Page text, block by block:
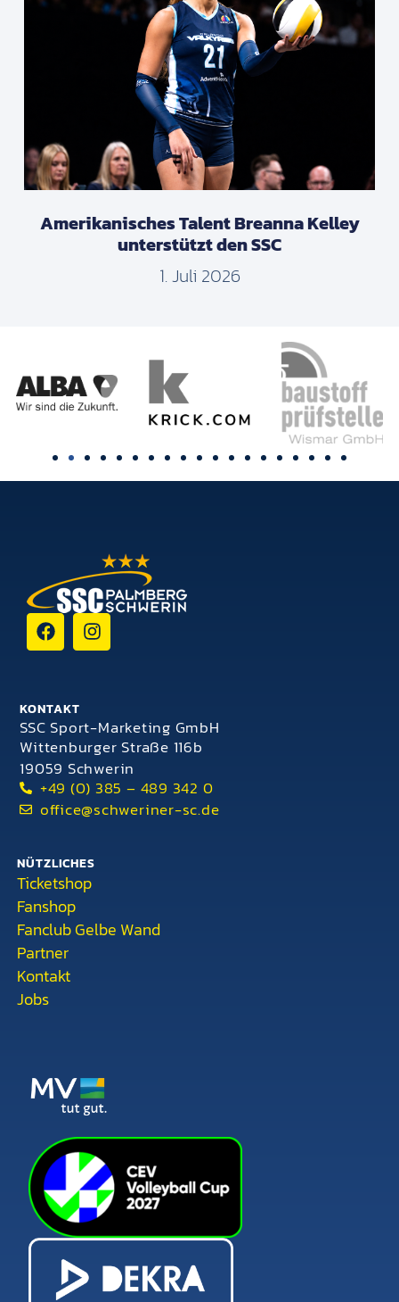
Amerikanisches Talent Breanna Kelley
unterstützt den SSC
1. Juli 2026
KONTAKT
SSC Sport-Marketing GmbH
Wittenburger Straße 116b
19059 Schwerin
+49 (0) 385 – 489 342 0
office@schweriner-sc.de
NÜTZLICHES
Ticketshop
Fanshop
Fanclub Gelbe Wand
Partner
Kontakt
Jobs